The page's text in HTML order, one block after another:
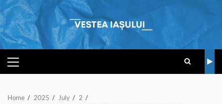
Skip
to
content
PRIMARY
MENU
Home 2025 July
2